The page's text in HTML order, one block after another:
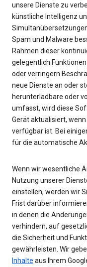
unsere Dienste zu
künstliche Intelligenz
Spam und Malware
Rahmen dieser
gelegentlich
oder verringern
neue Dienste an oder
herunterladbare oder
umfasst, wird diese
Gerät aktualisiert,
verfügbar ist. Bei
für die automatische
Wenn wir wesentliche
Nutzung unserer
einstellen, werden wir
Frist darüber
in denen die
verhindern, auf
die Sicherheit und
gewährleisten. Wir
Inhalte aus Ihrem